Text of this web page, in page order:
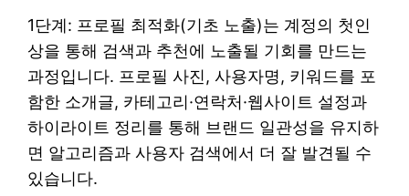
1단계: 프로필 최적화(기초 노출)는 계정의 첫인
상을 통해 검색과 추천에 노출될 기회를 만드는
과정입니다. 프로필 사진, 사용자명, 키워드를 포
함한 소개글, 카테고리·연락처·웹사이트 설정과
하이라이트 정리를 통해 브랜드 일관성을 유지하
면 알고리즘과 사용자 검색에서 더 잘 발견될 수
있습니다.